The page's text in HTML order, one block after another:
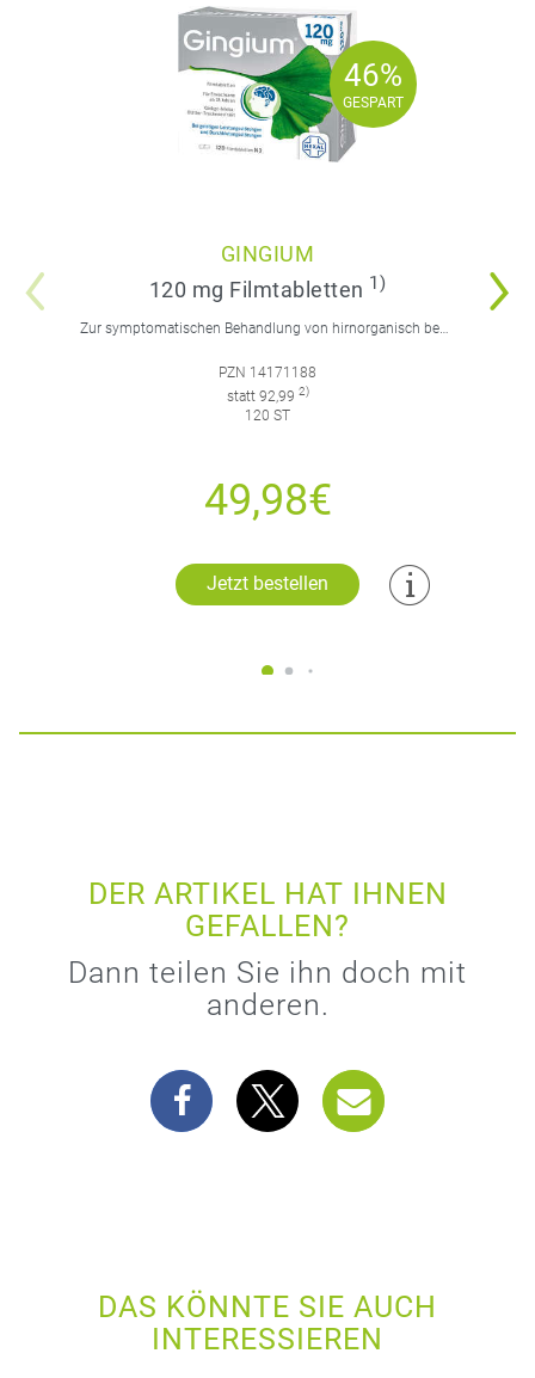
46%
GESPART
46%
GESPART
GINGIUM
120 mg Filmtabletten 1)
PZN 14171188
statt 92,99 2)
120 ST
49,98€
Jetzt bestellen
DER ARTIKEL HAT IHNEN
GEFALLEN?
Dann teilen Sie ihn doch mit
anderen.
DAS KÖNNTE SIE AUCH
INTERESSIEREN